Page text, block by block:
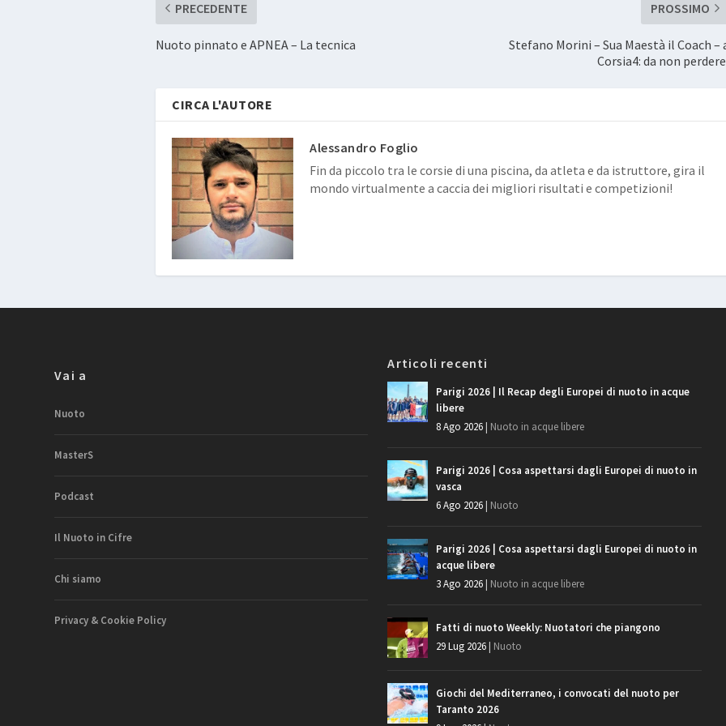
PRECEDENTE
Nuoto pinnato e APNEA – La tecnica
PROSSIMO
Stefano Morini – Sua Maestà il Coach –
Corsia4: da non
CIRCA L'AUTORE
Alessandro Foglio
Fin da piccolo tra le corsie di una piscina, da atleta e da istruttore, gira il
mondo virtualmente a caccia dei migliori risultati e competizioni!
Vai a
Nuoto
MasterS
Podcast
Il Nuoto in Cifre
Chi siamo
Privacy & Cookie Policy
Articoli recenti
Parigi 2026 | Il Recap degli Europei di nuoto in acque
libere
8 Ago 2026| Nuoto in acque libere
Parigi 2026 | Cosa aspettarsi dagli Europei di nuoto in
vasca
6 Ago 2026| Nuoto
Parigi 2026 | Cosa aspettarsi dagli Europei di nuoto in
acque libere
3 Ago 2026| Nuoto in acque libere
Fatti di nuoto Weekly: Nuotatori che piangono
29 Lug 2026| Nuoto
Giochi del Mediterraneo, i convocati del nuoto per
Taranto 2026